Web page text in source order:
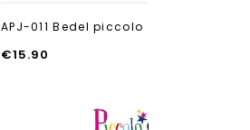
APJ-011 Bedel piccolo
€15.90